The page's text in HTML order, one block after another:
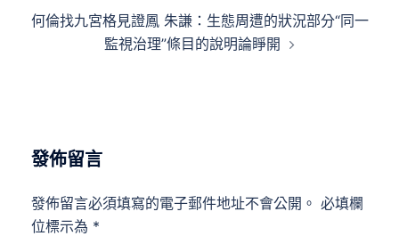
何倫找九宮格見證鳳 朱謙：生態周遭的狀況部分“同一
監視治理”條目的說明論睜開
發佈留言
發佈留言必須填寫的電子郵件地址不會公開。 必填欄
位標示為 *